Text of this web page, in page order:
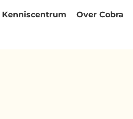
Kenniscentrum Over Cobra